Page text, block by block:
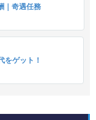
｜奇遇任務
をゲット！